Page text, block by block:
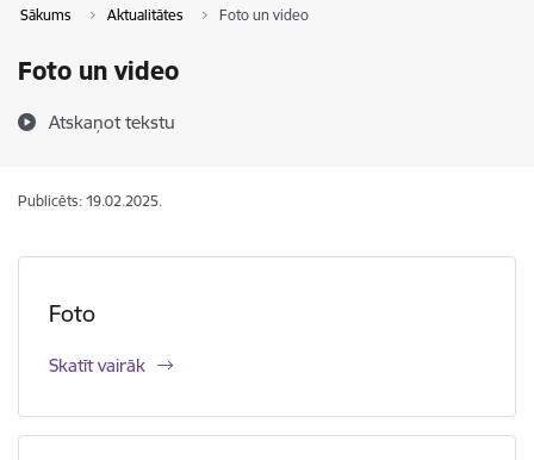
Sākums Aktualitātes Foto un video
Foto un video
Atskaņot tekstu
Publicēts: 19.02.2025.
Foto
Skatīt vairāk